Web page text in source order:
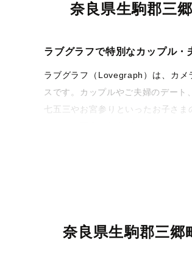
奈良県生駒郡三
ラブグラフで特別なカップル・
ラブグラフ（Lovegraph）は、カメ
スです。カップルやご夫婦のデート
七五三やお宮参りといったお子さ
丁寧なレタッチで思い出を美し
奈良県生駒郡三